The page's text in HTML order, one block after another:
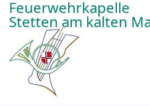
Feuerwehrkapelle
Stetten am kalten